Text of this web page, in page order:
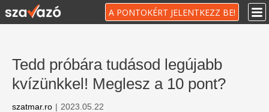
A PONTOKÉRT JELENTKEZZ BE!
Tedd próbára tudásod legújabb
kvízünkkel! Meglesz a 10 pont?
szatmar.ro | 2023.05.22